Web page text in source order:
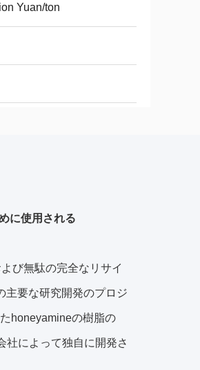
Yuan/ton
に使用される
び無駄の完全なリサイ
主要な研究開発のプロジ
honeyamineの樹脂の
社によって独自に開発さ